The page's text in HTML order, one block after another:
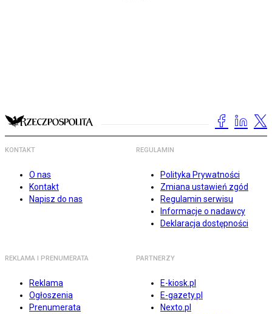
KONTAKT
O nas
Kontakt
Napisz do nas
REGULAMIN
Polityka Prywatności
Zmiana ustawień zgód
Regulamin serwisu
Informacje o nadawcy
Deklaracja dostępności
REKLAMA I PRENUMERATA
Reklama
Ogłoszenia
Prenumerata
PARTNERZY
E-kiosk.pl
E-gazety.pl
Nexto.pl